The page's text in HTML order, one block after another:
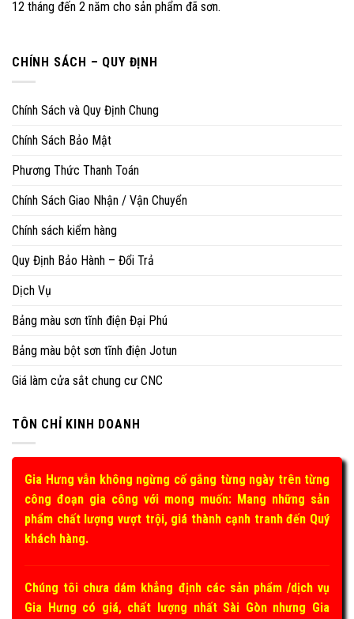
12 tháng đến 2 năm cho sản phẩm đã sơn.
CHÍNH SÁCH – QUY ĐỊNH
Chính Sách và Quy Định Chung
Chính Sách Bảo Mật
Phương Thức Thanh Toán
Chính Sách Giao Nhận / Vận Chuyển
Chính sách kiểm hàng
Quy Định Bảo Hành – Đổi Trả
Dịch Vụ
Bảng màu sơn tĩnh điện Đại Phú
Bảng màu bột sơn tĩnh điện Jotun
Giá làm cửa sắt chung cư CNC
TÔN CHỈ KINH DOANH
Gia Hưng vẫn không ngừng cố gắng từng ngày trên từng
công đoạn gia công với mong muốn: Mang những sản
phẩm chất lượng vượt trội, giá thành cạnh tranh đến Quý
khách hàng.
Chúng tôi chưa dám khẳng định các sản phẩm /dịch vụ
Gia Hưng có giá, chất lượng nhất Sài Gòn nhưng Gia